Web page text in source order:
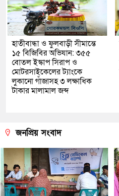
হাতীবান্ধা ও ফুলবাড়ী সীমান্তে
১৫ বিজিবির অভিযান: ৩৫৫
বোতল ইস্কাপ সিরাপ ও
মোটরসাইকেলের ট্যাংকে
লুকানো গাঁজাসহ ৩ লক্ষাধিক
টাকার মালামাল জব্দ
জনপ্রিয় সংবাদ